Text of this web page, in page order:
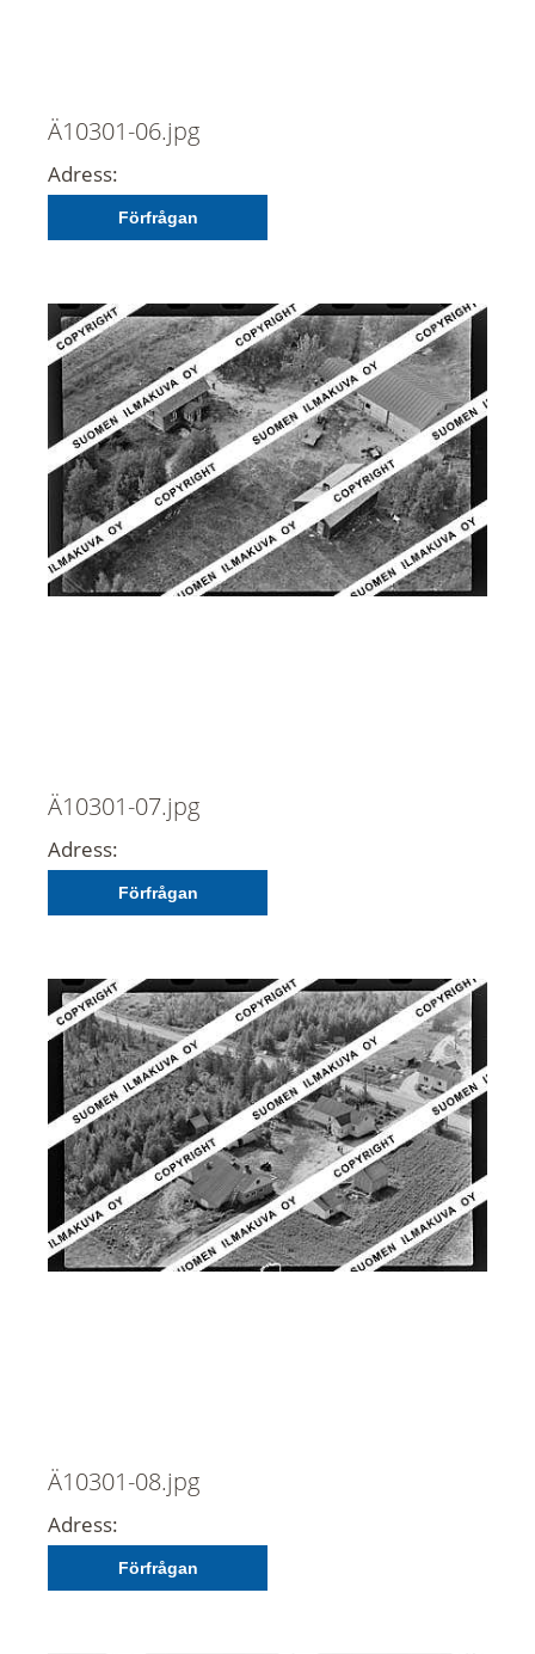
Ä10301-06.jpg
Adress:
Förfrågan
Ä10301-07.jpg
Adress:
Förfrågan
Ä10301-08.jpg
Adress:
Förfrågan